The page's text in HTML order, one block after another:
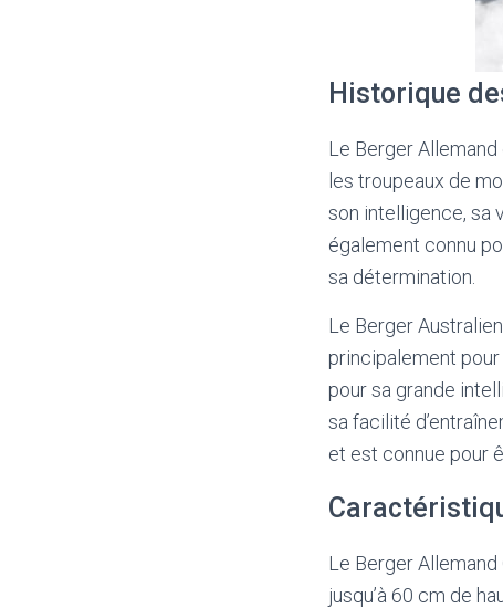
Historique
Le Berger Allemand
les troupeaux de
son intelligence, sa
également connu
sa détermination.
Le Berger
principalement
pour sa grande
sa facilité
et est connue pour
Le Berger
jusqu’à 60 cm de